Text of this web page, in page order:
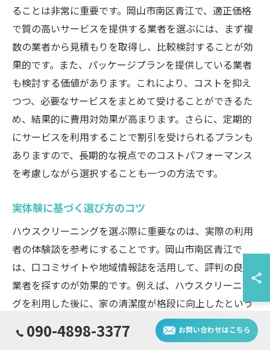
ることは非常に重要です。岡山市南区青江で、適正価格
で質の高いサービスを提供する業者を選ぶには、まず複
数の業者から見積もりを取得し、比較検討することが効
果的です。また、パッケージプランを提供している業者
も検討する価値があります。これにより、コストを抑え
つつ、必要なサービスをまとめて受けることができるた
め、結果的に費用対効果が高まります。さらに、定期的
にサービスを利用することで割引を受けられるプランも
ありますので、長期的な視点でのコストパフォーマンス
を考慮しながら選択することも一つの方法です。
実体験に基づく選び方のコツ
ハウスクリーニングを選ぶ際に重要なのは、実際の利用
者の体験談を参考にすることです。岡山市南区青江で
は、口コミサイトや地域情報誌を活用して、評判の良い
業者を探すのが効果的です。例えば、ハウスクリーニン
グを利用した後に、家の清潔度が格段に向上したという
声が多く聞かれる業者は信頼できるといえるでしょう。
また、業者のアフターサービスが充実しているかどうか
090-4898-3377 お問い合わせはこちら